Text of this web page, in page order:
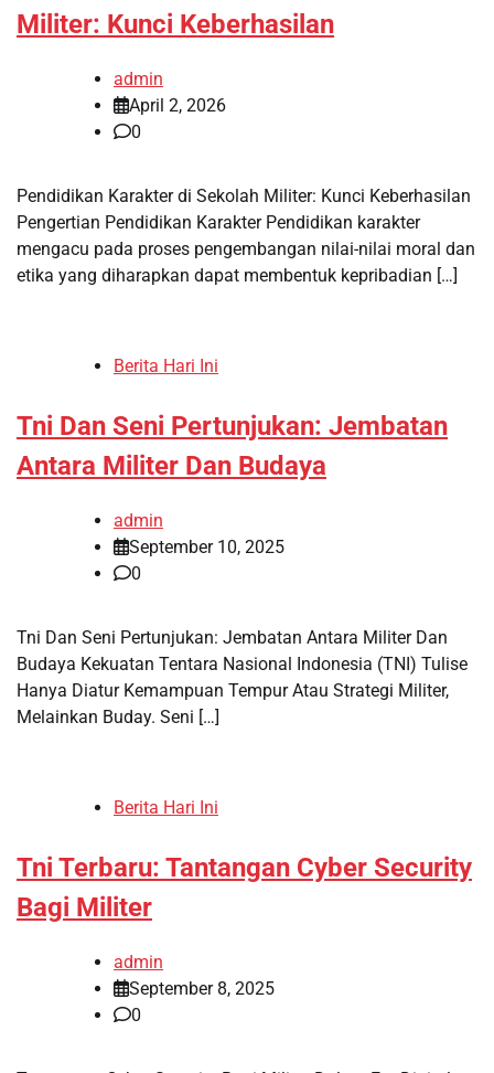
Militer: Kunci Keberhasilan
admin
April 2, 2026
0
Pendidikan Karakter di Sekolah Militer: Kunci Keberhasilan
Pengertian Pendidikan Karakter Pendidikan karakter
mengacu pada proses pengembangan nilai-nilai moral dan
etika yang diharapkan dapat membentuk kepribadian […]
Berita Hari Ini
Tni Dan Seni Pertunjukan: Jembatan
Antara Militer Dan Budaya
admin
September 10, 2025
0
Tni Dan Seni Pertunjukan: Jembatan Antara Militer Dan
Budaya Kekuatan Tentara Nasional Indonesia (TNI) Tulise
Hanya Diatur Kemampuan Tempur Atau Strategi Militer,
Melainkan Buday. Seni […]
Berita Hari Ini
Tni Terbaru: Tantangan Cyber ​​Security
Bagi Militer
admin
September 8, 2025
0